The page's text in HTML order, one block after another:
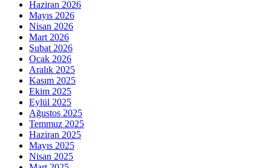
Haziran 2026
Mayıs 2026
Nisan 2026
Mart 2026
Şubat 2026
Ocak 2026
Aralık 2025
Kasım 2025
Ekim 2025
Eylül 2025
Ağustos 2025
Temmuz 2025
Haziran 2025
Mayıs 2025
Nisan 2025